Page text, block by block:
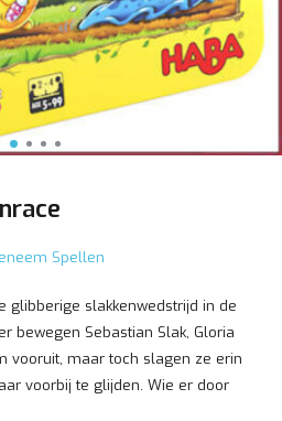
Spellen
glibberige slakkenwedstrijd in de
bewegen Sebastian Slak, Gloria
vooruit, maar toch slagen ze erin
voorbij te glijden. Wie er door